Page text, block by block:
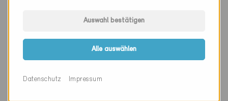
3110
Auswahl bestätigen
Alle auswählen
Datenschutz Impressum